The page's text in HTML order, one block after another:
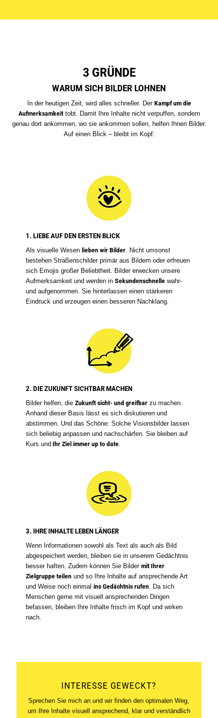
3 GRÜNDE
WARUM SICH BILDER LOHNEN
In der heutigen Zeit, wird alles schneller. Der Kampf um die
Aufmerksamkeittobt. Damit Ihre Inhalte nicht verpuffen, sondern
genau dort ankommen, wo sie ankommen sollen, helfen Ihnen Bilder.
Auf einen Blick – bleibt im Kopf:
1. LIEBE AUF DEN ERSTEN BLICK
Als visuelle Wesen lieben wir Bilder. Nicht umsonst
bestehen Straßenschilder primär aus Bildern oder erfreuen
sich Emojis großer Beliebtheit. Bilder erwecken unsere
Aufmerksamkeit und werden in Sekundenschnellewahr-
und aufgenommen. Sie hinterlassen einen stärkeren
Eindruck und erzeugen einen besseren Nachklang.
2. DIE ZUKUNFT SICHTBAR MACHEN
Bilder helfen, die Zukunft sicht- und greifbarzu machen.
Anhand dieser Basis lässt es sich diskutieren und
abstimmen. Und das Schöne: Solche Visionsbilder lassen
sich beliebig anpassen und nachschärfen. Sie bleiben auf
Kurs und Ihr Ziel immer up to date.
3. IHRE INHALTE LEBEN LÄNGER
Wenn Informationen sowohl als Text als auch als Bild
abgespeichert werden, bleiben sie in unserem Gedächtnis
besser haften. Zudem können Sie Bilder mit Ihrer
Zielgruppe teilenund so Ihre Inhalte auf ansprechende Art
und Weise noch einmal ins Gedächtnis rufen. Da sich
Menschen gerne mit visuell ansprechenden Dingen
befassen, bleiben Ihre Inhalte frisch im Kopf und wirken
nach.
INTERESSE GEWECKT?
Sprechen Sie mich an und wir finden den optimalen Weg,
um Ihre Inhalte visuell ansprechend, klar und verständlich